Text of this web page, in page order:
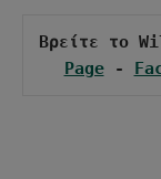
Page -